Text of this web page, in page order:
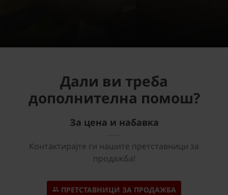
Дали ви треба
дополнителна помош?
За цена и набавка
Контактирајте ги нашите претставници за
продажба!
ПРЕТСТАВНИЦИ ЗА ПРОДАЖБА